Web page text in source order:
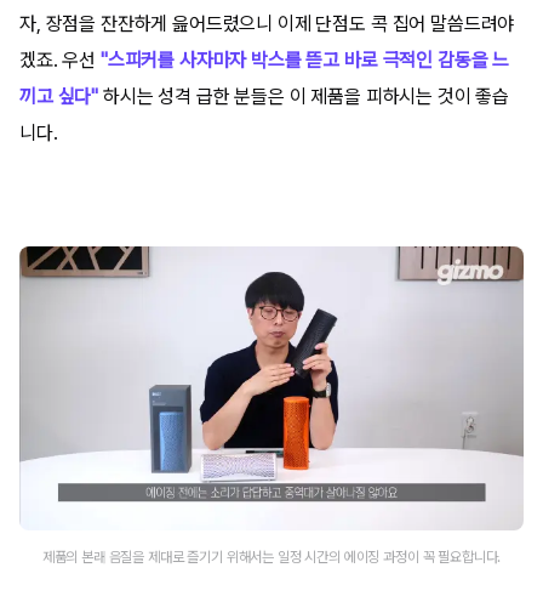
자, 장점을 잔잔하게 읊어드렸으니 이제 단점도 콕 집어 말씀드려야
겠죠. 우선 "스피커를 사자마자 박스를 뜯고 바로 극적인 감동을 느
끼고 싶다" 하시는 성격 급한 분들은 이 제품을 피하시는 것이 좋습
니다.
제품의 본래 음질을 제대로 즐기기 위해서는 일정 시간의 에이징 과정이 꼭 필요합니다.